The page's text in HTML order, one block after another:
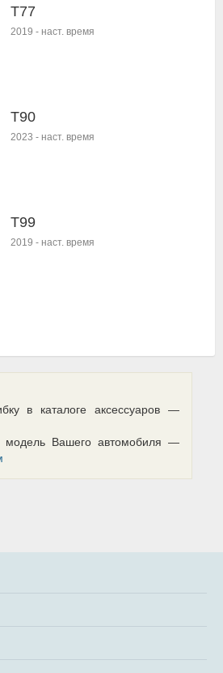
T77
2019 - наст. время
T90
2023 - наст. время
T99
2019 - наст. время
в каталоге аксессуаров —
модель Вашего автомобиля —